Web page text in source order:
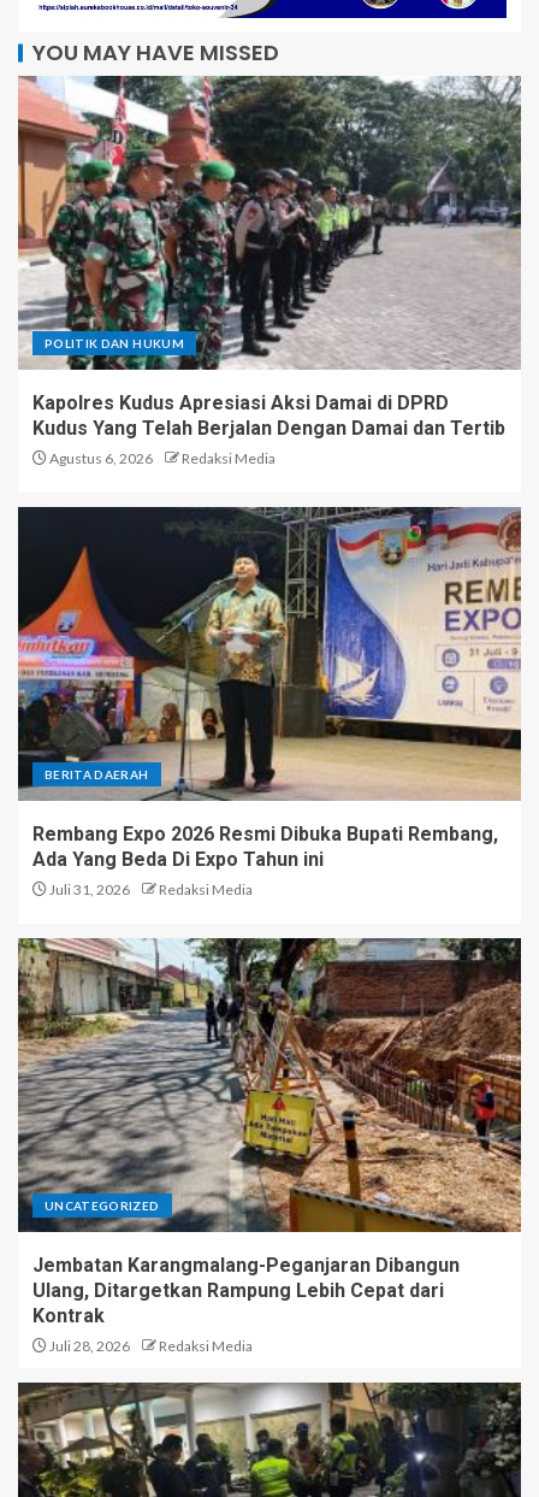
YOU MAY HAVE MISSED
POLITIK DAN HUKUM
Kapolres Kudus Apresiasi Aksi Damai di DPRD
Kudus Yang Telah Berjalan Dengan Damai dan Tertib
Agustus 6, 2026 Redaksi Media
BERITA DAERAH
Rembang Expo 2026 Resmi Dibuka Bupati Rembang,
Ada Yang Beda Di Expo Tahun ini
Juli 31, 2026 Redaksi Media
UNCATEGORIZED
Jembatan Karangmalang-Peganjaran Dibangun
Ulang, Ditargetkan Rampung Lebih Cepat dari
Kontrak
Juli 28, 2026 Redaksi Media